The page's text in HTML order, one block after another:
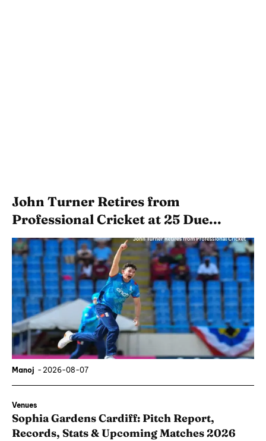
John Turner Retires from
Professional Cricket at 25 Due...
Manoj - 2026-08-07
Venues
Sophia Gardens Cardiff: Pitch Report,
Records, Stats & Upcoming Matches 2026